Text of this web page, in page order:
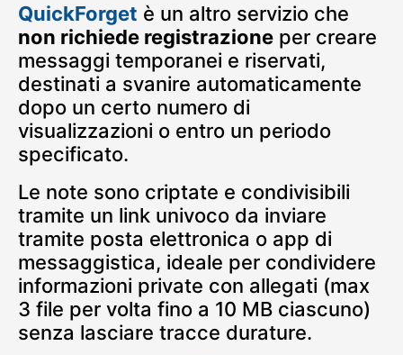
QuickForget è un altro servizio che
non richiede registrazione per creare
messaggi temporanei e riservati,
destinati a svanire automaticamente
dopo un certo numero di
visualizzazioni o entro un periodo
specificato.
Le note sono criptate e condivisibili
tramite un link univoco da inviare
tramite posta elettronica o app di
messaggistica, ideale per condividere
informazioni private con allegati (max
3 file per volta fino a 10 MB ciascuno)
senza lasciare tracce durature.